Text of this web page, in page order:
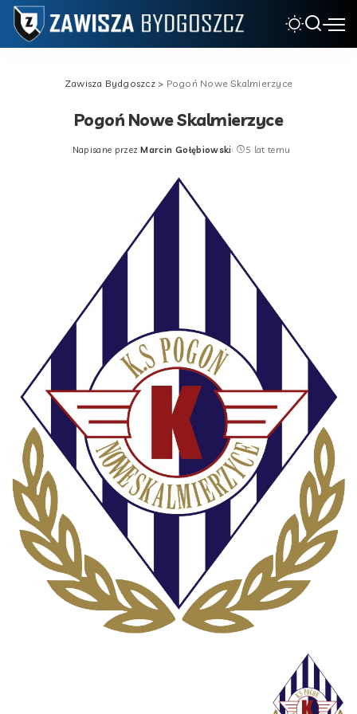
Zawisza Bydgoszcz> Pogoń Nowe Skalmierzyce
Pogoń Nowe Skalmierzyce
Posted
Napisane przez Marcin Gołębiowski 5 lat temu